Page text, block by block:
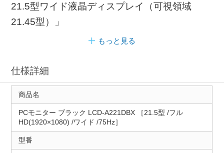
21.5型ワイド液晶ディスプレイ（可視領域
21.45型）」
もっと見る
仕様詳細
商品名
PCモニター ブラック LCD-A221DBX ［21.5型 /フル
HD(1920×1080) /ワイド /75Hz］
型番